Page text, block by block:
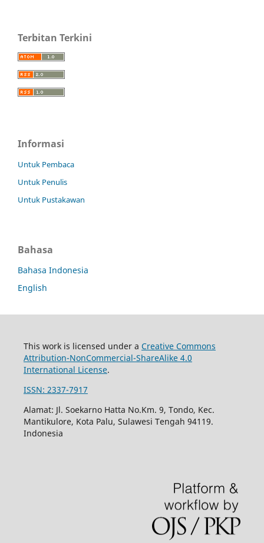
Terbitan Terkini
Informasi
Untuk Pembaca
Untuk Penulis
Untuk Pustakawan
Bahasa
Bahasa Indonesia
English
This work is licensed under a Creative Commons
Attribution-NonCommercial-ShareAlike 4.0
International License.
ISSN: 2337-7917
Alamat: Jl. Soekarno Hatta No.Km. 9, Tondo, Kec.
Mantikulore, Kota Palu, Sulawesi Tengah 94119.
Indonesia